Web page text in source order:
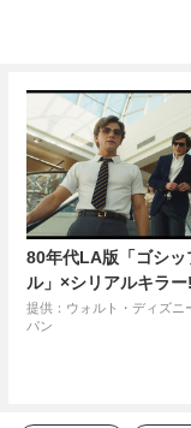
80年代LA版「ゴシッ
ル」×シリアルキラ
提供：ウォルト・ディズニ
パン